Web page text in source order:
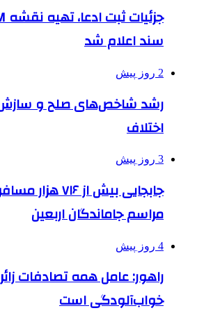
سند اعلام شد
2 روز پیش
رشد شاخص‌های صلح و
اختلاف
3 روز پیش
جابجایی بیش از
مراسم جاماندگان اربعین
4 روز پیش
راهور: عامل همه تصادفات
خواب‌آلودگی است